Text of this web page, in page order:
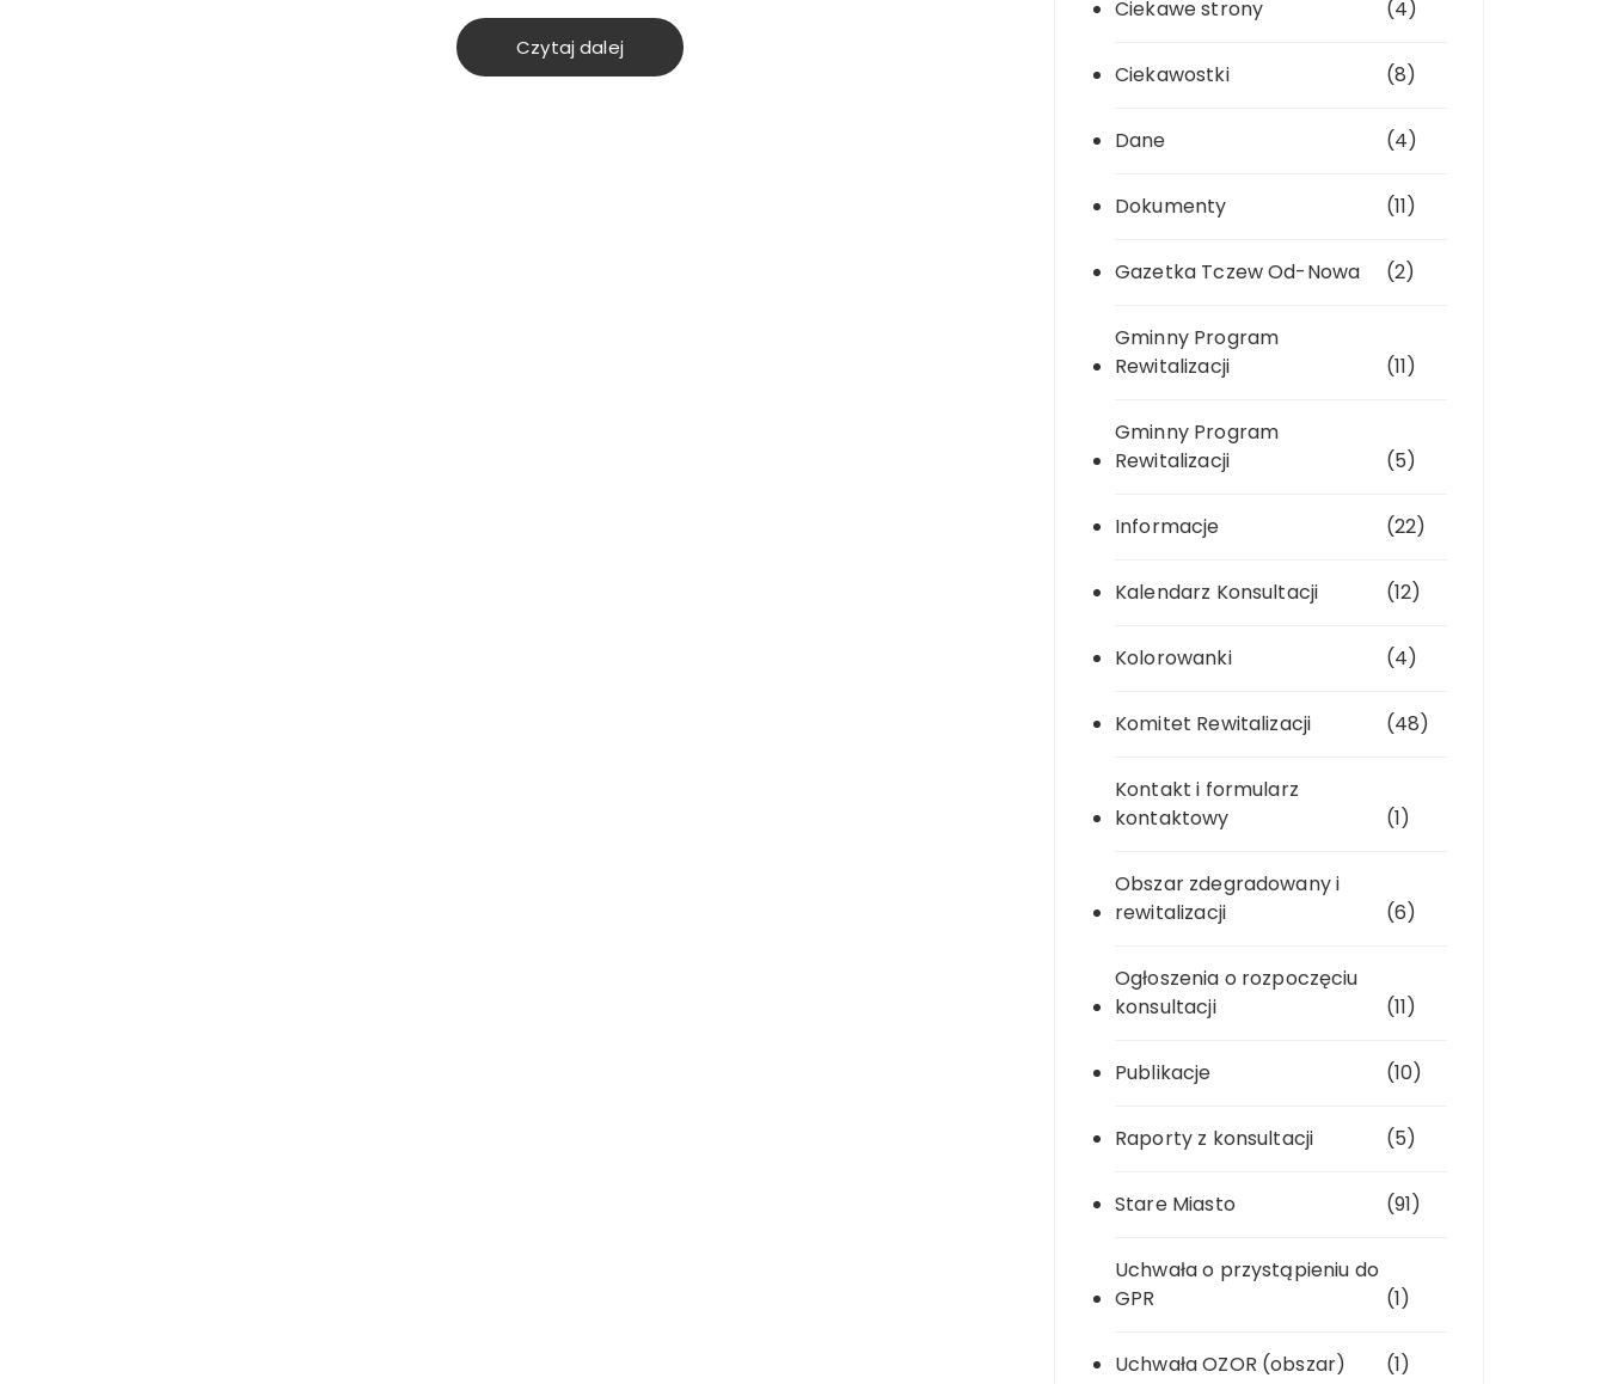
Czytaj dalej
Ciekawe strony (4)
Ciekawostki (8)
Dane (4)
Dokumenty (11)
Gazetka Tczew Od-Nowa (2)
Gminny Program
Rewitalizacji
(11)
Gminny Program
Rewitalizacji
(5)
Informacje (22)
Kalendarz Konsultacji (12)
Kolorowanki (4)
Komitet Rewitalizacji (48)
Kontakt i formularz
kontaktowy
(1)
Obszar zdegradowany i
rewitalizacji
(6)
Ogłoszenia o rozpoczęciu
konsultacji
(11)
Publikacje (10)
Raporty z konsultacji (5)
Stare Miasto (91)
Uchwała o przystąpieniu do
GPR
(1)
Uchwała OZOR (obszar) (1)